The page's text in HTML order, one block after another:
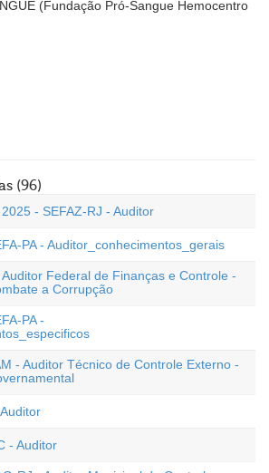
(Fundação Pró-Sangue Hemocentro
(96)
- SEFAZ-RJ - Auditor
PA - Auditor_conhecimentos_gerais
Federal de Finanças e Controle -
a Corrupção
PA -
- Auditor Técnico de Controle Externo -
- Auditor